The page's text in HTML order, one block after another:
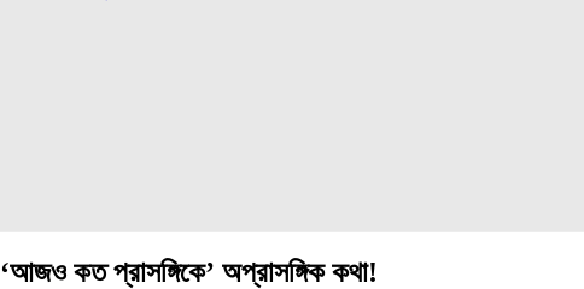
‘আজও কত প্রাসঙ্গিকে’ অপ্রাসঙ্গিক কথা!